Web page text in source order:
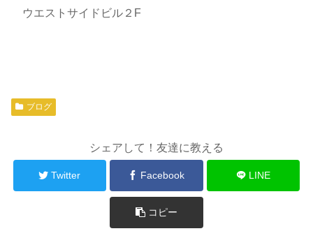
ウエストサイドビル２F
ブログ
シェアして！友達に教える
Twitter Facebook LINE
コピー